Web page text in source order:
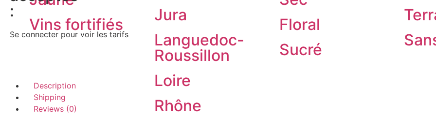
Vins fortifiés
Jura
Languedoc-
Roussillon
Loire
Rhône
Floral
Sucré
:
Se connecter pour voir les tarifs
Description
Shipping
Reviews (0)